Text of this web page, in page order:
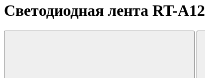
Светодиодная лента RT-